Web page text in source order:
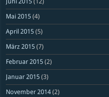
Mai 2015 (4)
April 2015 (5)
März 2015 (7)
Februar 2015 (2)
Januar 2015 (3)
November 2014 (2)